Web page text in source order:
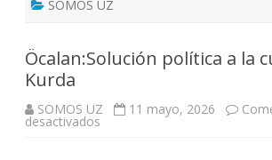
SOMOS UZ
Öcalan:Solución política a la
Kurda
SOMOS UZ 11 mayo, 2026
desactivados